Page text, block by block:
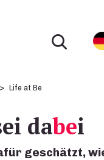
Life at Be
dabei
geschätzt,